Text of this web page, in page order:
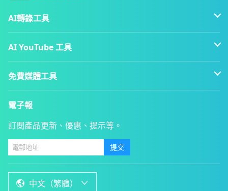
AI轉錄工具
AI YouTube 工具
免費媒體工具
電子報
訂閱產品更新、優惠、提示等。
提交
中文（繁體）